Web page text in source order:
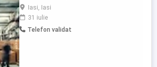
construcții, caută pentru punctul de lucru
din iași un RESPONSABIL DEPOZIT.
APLICA LA ACEST JOB DOAR DACA: - AI
EXPERIENTA SI AI MAI LUCRAT PE UN JOB
Iasi, Iasi
31 iulie
Telefon validat